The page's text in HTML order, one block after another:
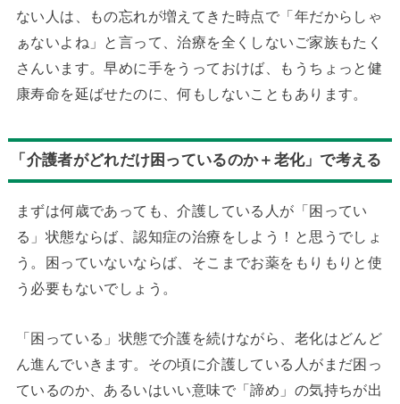
ない人は、もの忘れが増えてきた時点で「年だからしゃ
ぁないよね」と言って、治療を全くしないご家族もたく
さんいます。早めに手をうっておけば、もうちょっと健
康寿命を延ばせたのに、何もしないこともあります。
「介護者がどれだけ困っているのか＋老化」で考える
まずは何歳であっても、介護している人が「困ってい
る」状態ならば、認知症の治療をしよう！と思うでしょ
う。困っていないならば、そこまでお薬をもりもりと使
う必要もないでしょう。
「困っている」状態で介護を続けながら、老化はどんど
ん進んでいきます。その頃に介護している人がまだ困っ
ているのか、あるいはいい意味で「諦め」の気持ちが出